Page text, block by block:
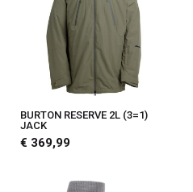
BURTON RESERVE 2L (3=1)
JACK
€ 369,99